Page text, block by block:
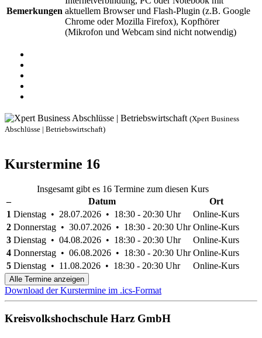
Bemerkungen aktuellem Browser und Flash-Plugin (z.B. Google
Chrome oder Mozilla Firefox), Kopfhörer
(Mikrofon und Webcam sind nicht notwendig)
(Xpert Business
Abschlüsse | Betriebswirtschaft)
Kurstermine 16
Insgesamt gibt es 16 Termine zum diesen Kurs
–
Datum
Ort
1 Dienstag • 28.07.2026 • 18:30 - 20:30 Uhr
Online-Kurs
2 Donnerstag • 30.07.2026 • 18:30 - 20:30 Uhr Online-Kurs
3 Dienstag • 04.08.2026 • 18:30 - 20:30 Uhr
Online-Kurs
4 Donnerstag • 06.08.2026 • 18:30 - 20:30 Uhr Online-Kurs
5 Dienstag • 11.08.2026 • 18:30 - 20:30 Uhr Online-Kurs
Alle Termine anzeigen
Download der Kurstermine im .ics-Format
Kreisvolkshochschule Harz GmbH